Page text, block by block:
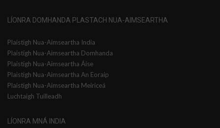
LÍONRA DOMHANDA PLASTACH NUA-AIMSEARTHA
Plaistigh Nua-Aimseartha India
Plaistigh Nua-Aimseartha Domhanda
Plaistigh Nua-Aimseartha Áise
Plaistigh Nua-Aimseartha An Eoraip
Plaistigh Nua-Aimseartha Meiriceá
Luchtaigh Tuilleadh
LÍONRA MNÁ INDIA